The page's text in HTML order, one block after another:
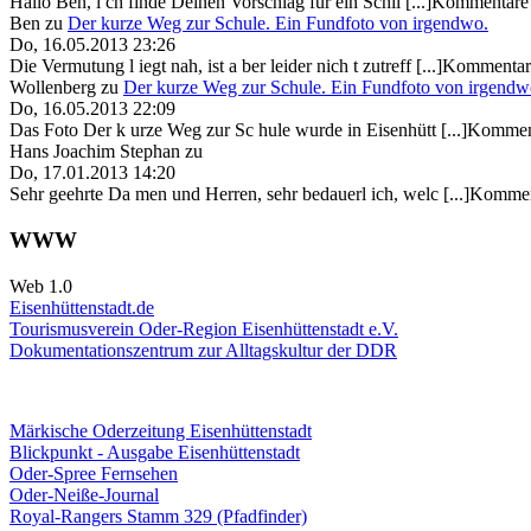
Ben zu Der kurze Weg zur Schule. Ein Fundfoto von irgendwo.
Do, 16.05.2013 23:26
Die Vermutung l iegt nah, ist a ber leider nich t zutreff
Wollenberg zu Der kurze Weg zur Schule. Ein Fundfoto von
Do, 16.05.2013 22:09
Das Foto Der k urze Weg zur Sc hule wurde in Eisenhütt
Hans Joachim Stephan zu
Do, 17.01.2013 14:20
Sehr geehrte Da men und Herren, sehr bedauerl ich, welc
WWW
Web 1.0
Eisenhüttenstadt.de
Tourismusverein Oder-Region Eisenhüttenstadt e.V.
Dokumentationszentrum zur Alltagskultur der DDR
Märkische Oderzeitung Eisenhüttenstadt
Blickpunkt - Ausgabe Eisenhüttenstadt
Oder-Spree Fernsehen
Oder-Neiße-Journal
Royal-Rangers Stamm 329 (Pfadfinder)